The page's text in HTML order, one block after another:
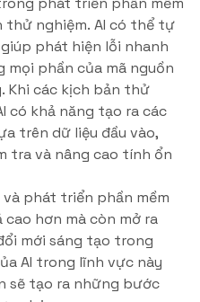
nghiệm. AI có thể tự
phát hiện lỗi nhanh
mọi phần của mã nguồn
Khi các kịch bản thử
có khả năng tạo ra các
trên dữ liệu đầu vào,
tra và nâng cao tính ổn
phát triển phần mềm
cao hơn mà còn mở ra
mới sáng tạo trong
AI trong lĩnh vực này
sẽ tạo ra những bước